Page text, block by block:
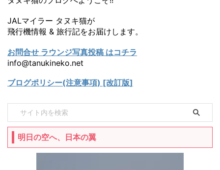
JALマイラー タヌキ猫が
飛行機情報 & 旅行記をお届けします。
お問合せ ラウンジ写真投稿 はコチラ
info@tanukineko.net
ブログポリシー(注意事項) [改訂版]
明日の空へ、日本の翼